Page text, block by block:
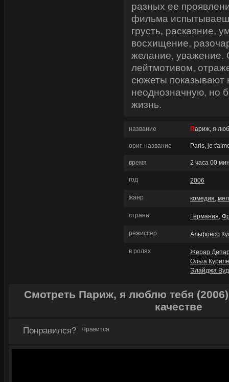
разных ее
фильма
грусть, раскаяние,
восхищение,
желание,
лейтмотивом,
сюжеты
неоднозначную, но
жизнь.
название Париж, я
ориг. название Paris, je
время 2 часа 00
год 2006
жанр комедия,
страна Германия,
режиссер Альфонсо
в ролях
Жерар
Ольга
Элайджа Вуд
Смотреть Париж, я люблю тебя
качестве
Понравился? Нравится